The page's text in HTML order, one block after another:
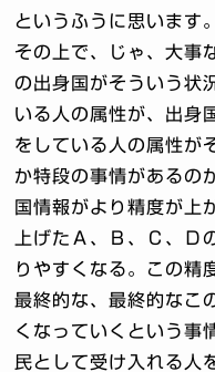
というふうに思います。
その上で、じゃ、大事
の出身国がそういう状
いる人の属性が、出身
をしている人の属性が
か特段の事情があるの
国情報がより精度が上
上げたＡ、Ｂ、Ｃ、Ｄ
りやすくなる。この精
最終的な、最終的なこ
くなっていくという事
民として受け入れる人